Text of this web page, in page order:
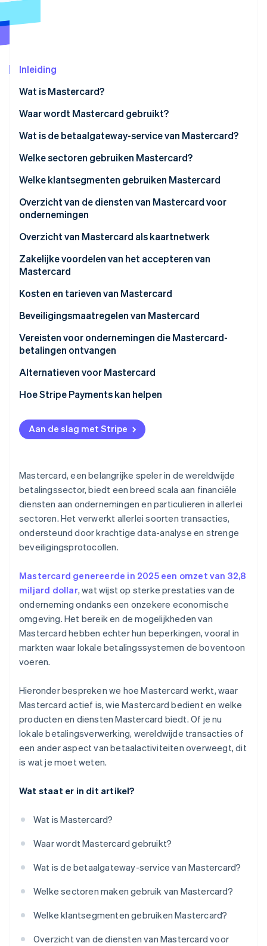
Online identiteitsverificatie
Stripe Sessions 2026
Nu bekijken
Inleiding
Wat is Mastercard?
Wat is Mastercard Send?
Waar wordt Mastercard gebruikt?
Wat is de betaalgateway-service van Mastercard?
Welke sectoren gebruiken Mastercard?
Welke klantsegmenten gebruiken Mastercard
Kaarthouders voor persoonlijk gebruik
Ondernemingen en organisaties
Overzicht van de diensten van Mastercard voor
ondernemingen
Overzicht van Mastercard als kaartnetwerk
Zakelijke voordelen van het accepteren van
Mastercard
Kosten en tarieven van Mastercard
Voor ondernemingen
Voor klanten
Beveiligingsmaatregelen van Mastercard
Vereisten voor ondernemingen die Mastercard-
betalingen ontvangen
Alternatieven voor Mastercard
Hoe Stripe Payments kan helpen
Aan de slag met Stripe
Mastercard, een belangrijke speler in de wereldwijde
betalingssector, biedt een breed scala aan financiële
diensten aan ondernemingen en particulieren in allerlei
sectoren. Het verwerkt allerlei soorten transacties,
ondersteund door krachtige data-analyse en strenge
beveiligingsprotocollen.
Mastercard genereerde in 2025 een omzet van 32,8
miljard dollar, wat wijst op sterke prestaties van de
onderneming ondanks een onzekere economische
omgeving. Het bereik en de mogelijkheden van
Mastercard hebben echter hun beperkingen, vooral in
markten waar lokale betalingssystemen de boventoon
voeren.
Hieronder bespreken we hoe Mastercard werkt, waar
Mastercard actief is, wie Mastercard bedient en welke
producten en diensten Mastercard biedt. Of je nu
lokale betalingsverwerking, wereldwijde transacties of
een ander aspect van betaalactiviteiten overweegt, dit
is wat je moet weten.
Wat staat er in dit artikel?
Wat is Mastercard?
Waar wordt Mastercard gebruikt?
Wat is de betaalgateway-service van Mastercard?
Welke sectoren maken gebruik van Mastercard?
Welke klantsegmenten gebruiken Mastercard?
Overzicht van de diensten van Mastercard voor